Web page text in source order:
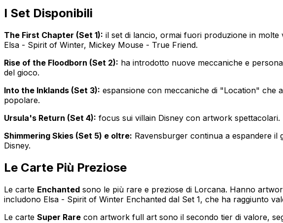
I Set Disponibili
The First Chapter (Set 1): il set di lancio, ormai fuori produzione in molte
Elsa - Spirit of Winter, Mickey Mouse - True Friend.
Rise of the Floodborn (Set 2): ha introdotto nuove meccaniche e
del gioco.
Into the Inklands (Set 3): espansione con meccaniche di "Location" che
popolare.
Ursula's Return (Set 4): focus sui villain Disney con artwork
Shimmering Skies (Set 5) e oltre: Ravensburger continua a espandere
Disney.
Le Carte Più Preziose
Le carte Enchanted sono le più rare e preziose di Lorcana. Hanno
includono Elsa - Spirit of Winter Enchanted dal Set 1, che ha raggiunto
Le carte Super Rare con artwork full art sono il secondo tier di valore,